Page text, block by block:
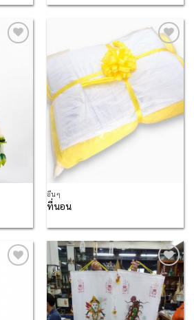
Add to
อื่นๆ
ที่นอน
Add to
Wishlist